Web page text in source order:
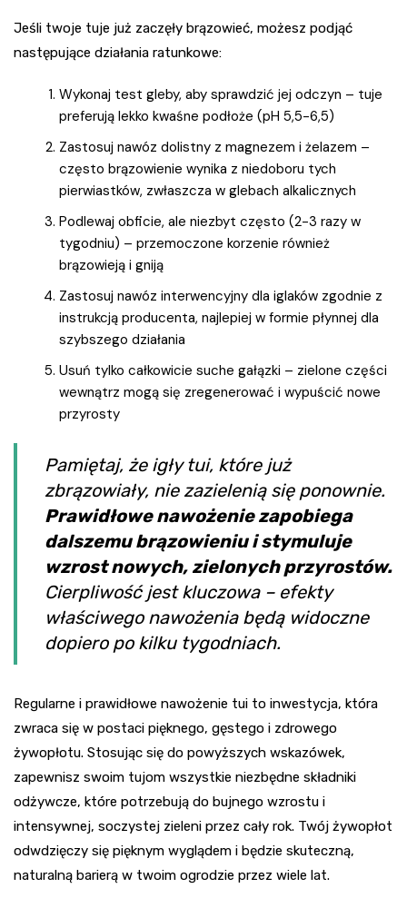
Jeśli twoje tuje już zaczęły brązowieć, możesz podjąć
następujące działania ratunkowe:
Wykonaj test gleby, aby sprawdzić jej odczyn – tuje
preferują lekko kwaśne podłoże (pH 5,5-6,5)
Zastosuj nawóz dolistny z magnezem i żelazem –
często brązowienie wynika z niedoboru tych
pierwiastków, zwłaszcza w glebach alkalicznych
Podlewaj obficie, ale niezbyt często (2-3 razy w
tygodniu) – przemoczone korzenie również
brązowieją i gniją
Zastosuj nawóz interwencyjny dla iglaków zgodnie z
instrukcją producenta, najlepiej w formie płynnej dla
szybszego działania
Usuń tylko całkowicie suche gałązki – zielone części
wewnątrz mogą się zregenerować i wypuścić nowe
przyrosty
Pamiętaj, że igły tui, które już
zbrązowiały, nie zazielenią się ponownie.
Prawidłowe nawożenie zapobiega
dalszemu brązowieniu i stymuluje
wzrost nowych, zielonych przyrostów.
Cierpliwość jest kluczowa – efekty
właściwego nawożenia będą widoczne
dopiero po kilku tygodniach.
Regularne i prawidłowe nawożenie tui to inwestycja, która
zwraca się w postaci pięknego, gęstego i zdrowego
żywopłotu. Stosując się do powyższych wskazówek,
zapewnisz swoim tujom wszystkie niezbędne składniki
odżywcze, które potrzebują do bujnego wzrostu i
intensywnej, soczystej zieleni przez cały rok. Twój żywopłot
odwdzięczy się pięknym wyglądem i będzie skuteczną,
naturalną barierą w twoim ogrodzie przez wiele lat.